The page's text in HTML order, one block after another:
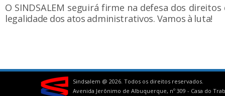
O SINDSALEM seguirá firme na defesa dos
legalidade dos atos administrativos. Vamos à luta!
Sindsalem @ 2026. Todos os direitos reservados.
Avenida Jerônimo de Albuquerque, nº 309 - Casa do